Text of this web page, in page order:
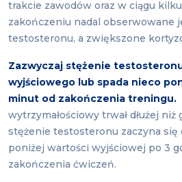
trakcie zawodów oraz w ciągu
zakończeniu nadal obserwowane
testosteronu, a zwiększone
Zazwyczaj stężenie
wyjściowego lub spada nieco
minut od zakończenia treningu.
wytrzymałościowy trwał dłużej
stężenie testosteronu zaczyna się
poniżej wartości wyjściowej po 3
zakończenia ćwiczeń.